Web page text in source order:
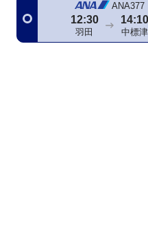
ANA377
12:30
羽田
14:10
中標津